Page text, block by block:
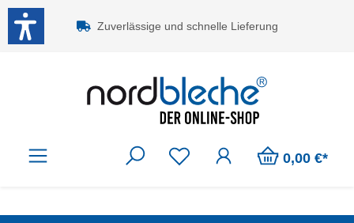
Zum Hauptinhalt springen
Zuverlässige und schnelle Lieferung
0,00 €*